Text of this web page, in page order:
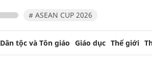
# ASEAN CUP 2026
Dân tộc và Tôn giáo Giáo dục Thế giới